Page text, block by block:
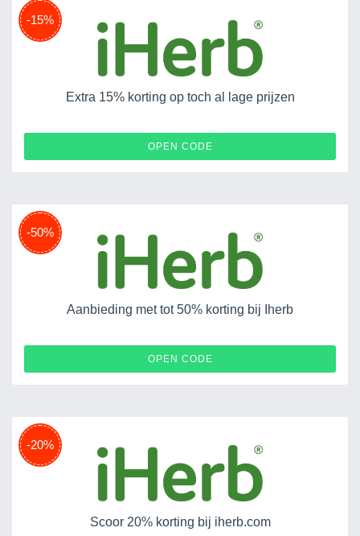
-15%
Extra 15% korting op toch al lage prijzen
OPEN CODE
-50%
Aanbieding met tot 50% korting bij Iherb
OPEN CODE
-20%
Scoor 20% korting bij iherb.com